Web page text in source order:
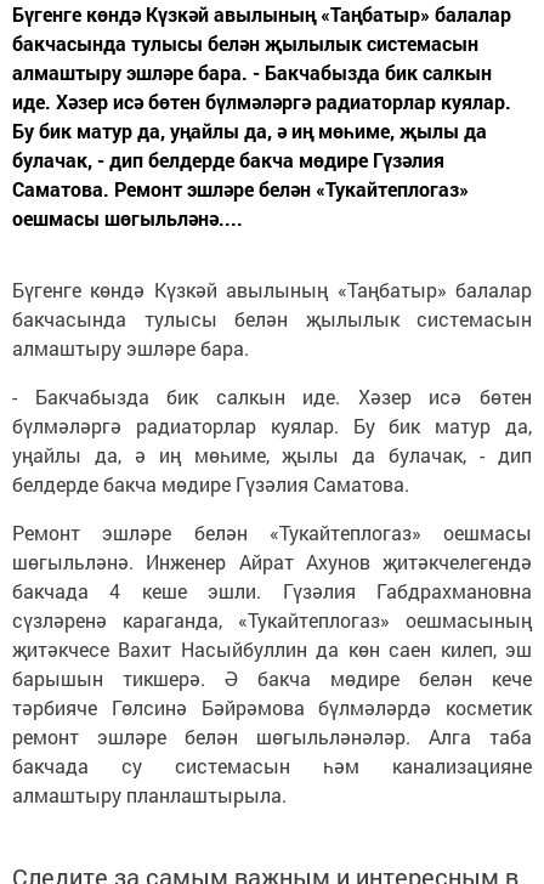
Бүгенге көндә Күзкәй авылының «Таңбатыр» балалар
бакчасында тулысы белән җылылык системасын
алмаштыру эшләре бара. - Бакчабызда бик салкын
иде. Хәзер исә бөтен бүлмәләргә радиаторлар куялар.
Бу бик матур да, уңайлы да, ә иң мөһиме, җылы да
булачак, - дип белдерде бакча мөдире Гүзәлия
Саматова. Ремонт эшләре белән «Тукайтеплогаз»
оешмасы шөгыльләнә....
Бүгенге көндә Күзкәй авылының «Таңбатыр» балалар
бакчасында тулысы белән җылылык системасын
алмаштыру эшләре бара.
- Бакчабызда бик салкын иде. Хәзер исә бөтен
бүлмәләргә радиаторлар куялар. Бу бик матур да,
уңайлы да, ә иң мөһиме, җылы да булачак, - дип
белдерде бакча мөдире Гүзәлия Саматова.
Ремонт эшләре белән «Тукайтеплогаз» оешмасы
шөгыльләнә. Инженер Айрат Ахунов җитәкчелегендә
бакчада 4 кеше эшли. Гүзәлия Габдрахмановна
сүзләренә караганда, «Тукайтеплогаз» оешмасының
җитәкчесе Вахит Насыйбуллин да көн саен килеп, эш
барышын тикшерә. Ә бакча мөдире белән кече
тәрбияче Гөлсинә Бәйрәмова бүлмәләрдә косметик
ремонт эшләре белән шөгыльләнәләр. Алга таба
бакчада су системасын һәм канализацияне
алмаштыру планлаштырыла.
Следите за самым важным и интересным в